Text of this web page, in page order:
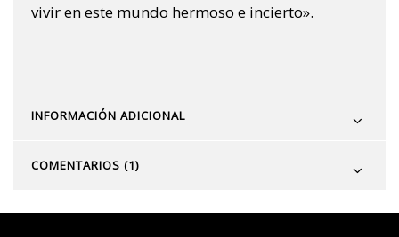
vivir en este mundo hermoso e incierto».
INFORMACIÓN ADICIONAL
COMENTARIOS (1)